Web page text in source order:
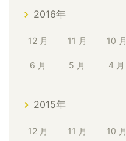
2016年
12 月 11 月 10 月
6 月 5 月 4 月
2015年
12 月 11 月 10 月